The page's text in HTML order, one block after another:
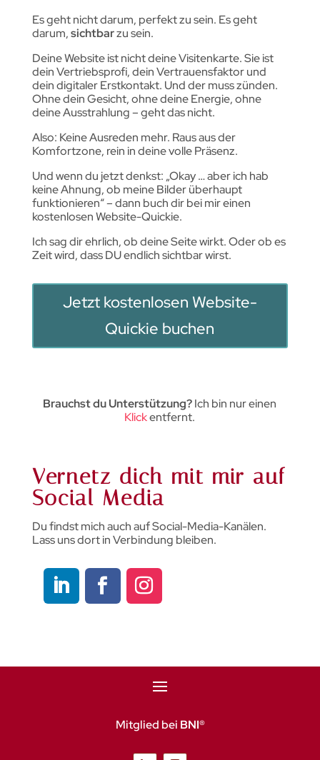
Es geht nicht darum, perfekt zu sein. Es geht
darum,sichtbarzu sein.
Deine Website ist nicht deine Visitenkarte. Sie ist
dein Vertriebsprofi, dein Vertrauensfaktor und
dein digitaler Erstkontakt. Und der muss zünden.
Ohne dein Gesicht, ohne deine Energie, ohne
deine Ausstrahlung – geht das nicht.
Also: Keine Ausreden mehr. Raus aus der
Komfortzone, rein in deine volle Präsenz.
Und wenn du jetzt denkst: „Okay … aber ich hab
keine Ahnung, ob meine Bilder überhaupt
funktionieren“ – dann buch dir bei mir einen
kostenlosen Website-Quickie.
Ich sag dir ehrlich, ob deine Seite wirkt. Oder ob es
Zeit wird, dass DU endlich sichtbar wirst.
Jetzt kostenlosen Website-
Quickie buchen
Brauchst du Unterstützung?Ich bin nur einen
Klickentfernt.
Vernetz dich mit mir auf
Social Media
Du findst mich auch auf Social-Media-Kanälen.
Lass uns dort in Verbindung bleiben.
Mitglied bei BNI®